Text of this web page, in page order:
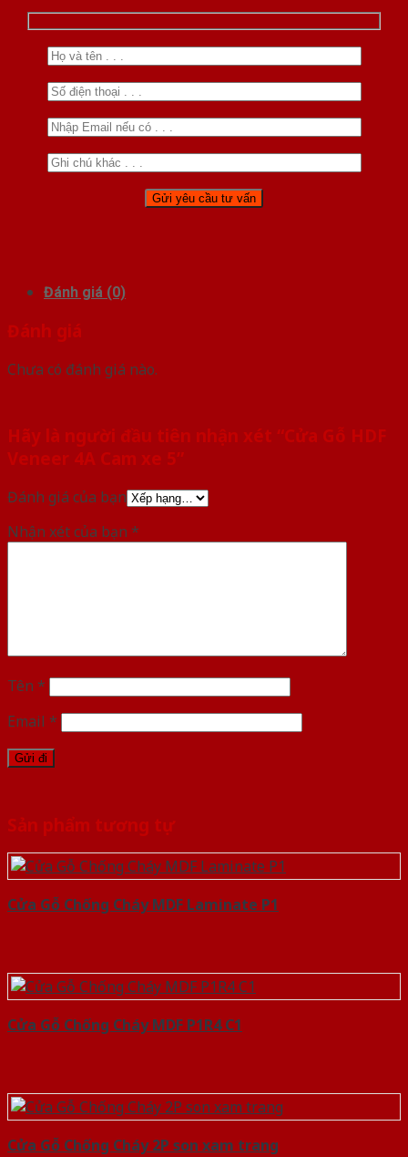
Đánh giá (0)
Đánh giá
Chưa có đánh giá nào.
Hãy là người đầu tiên nhận xét “Cửa Gỗ HDF
Veneer 4A Cam xe 5”
Đánh giá của bạn
Nhận xét của bạn *
Tên *
Email *
Sản phẩm tương tự
Cửa Gỗ Chống Cháy MDF Laminate P1
Cửa Gỗ Chống Cháy MDF P1R4 C1
Cửa Gỗ Chống Cháy 2P son xam trang